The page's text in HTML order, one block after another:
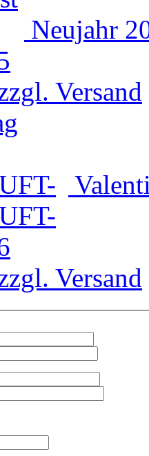
Neujahr
Versand
Versand